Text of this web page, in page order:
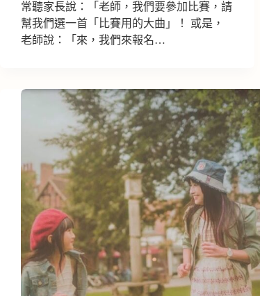
常聽家長說：「老師，我們要參加比賽，請
幫我們選一首「比賽用的大曲」！ 或是，
老師說：「來，我們來報名…